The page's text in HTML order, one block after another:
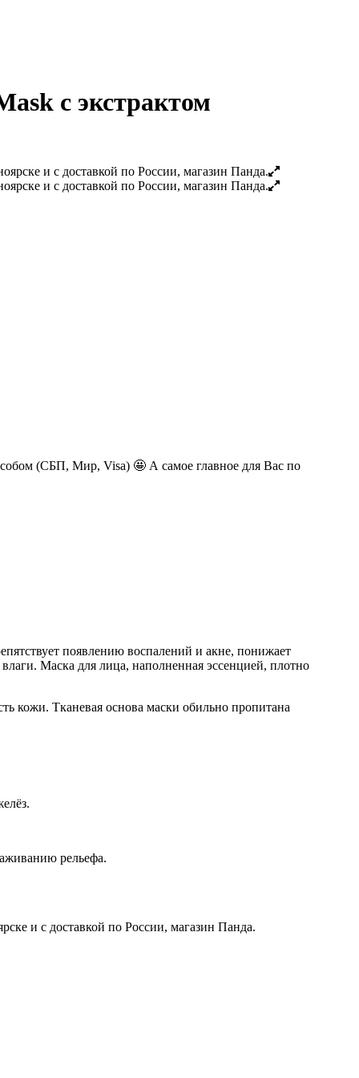
с экстрактом
(СБП, Мир, Visa) 🤩 А самое главное для Вас по
появлению воспалений и акне, понижает
Маска для лица, наполненная эссенцией, плотно
кожи. Тканевая основа маски обильно пропитана
рельефа.
и с доставкой по России, магазин Панда.